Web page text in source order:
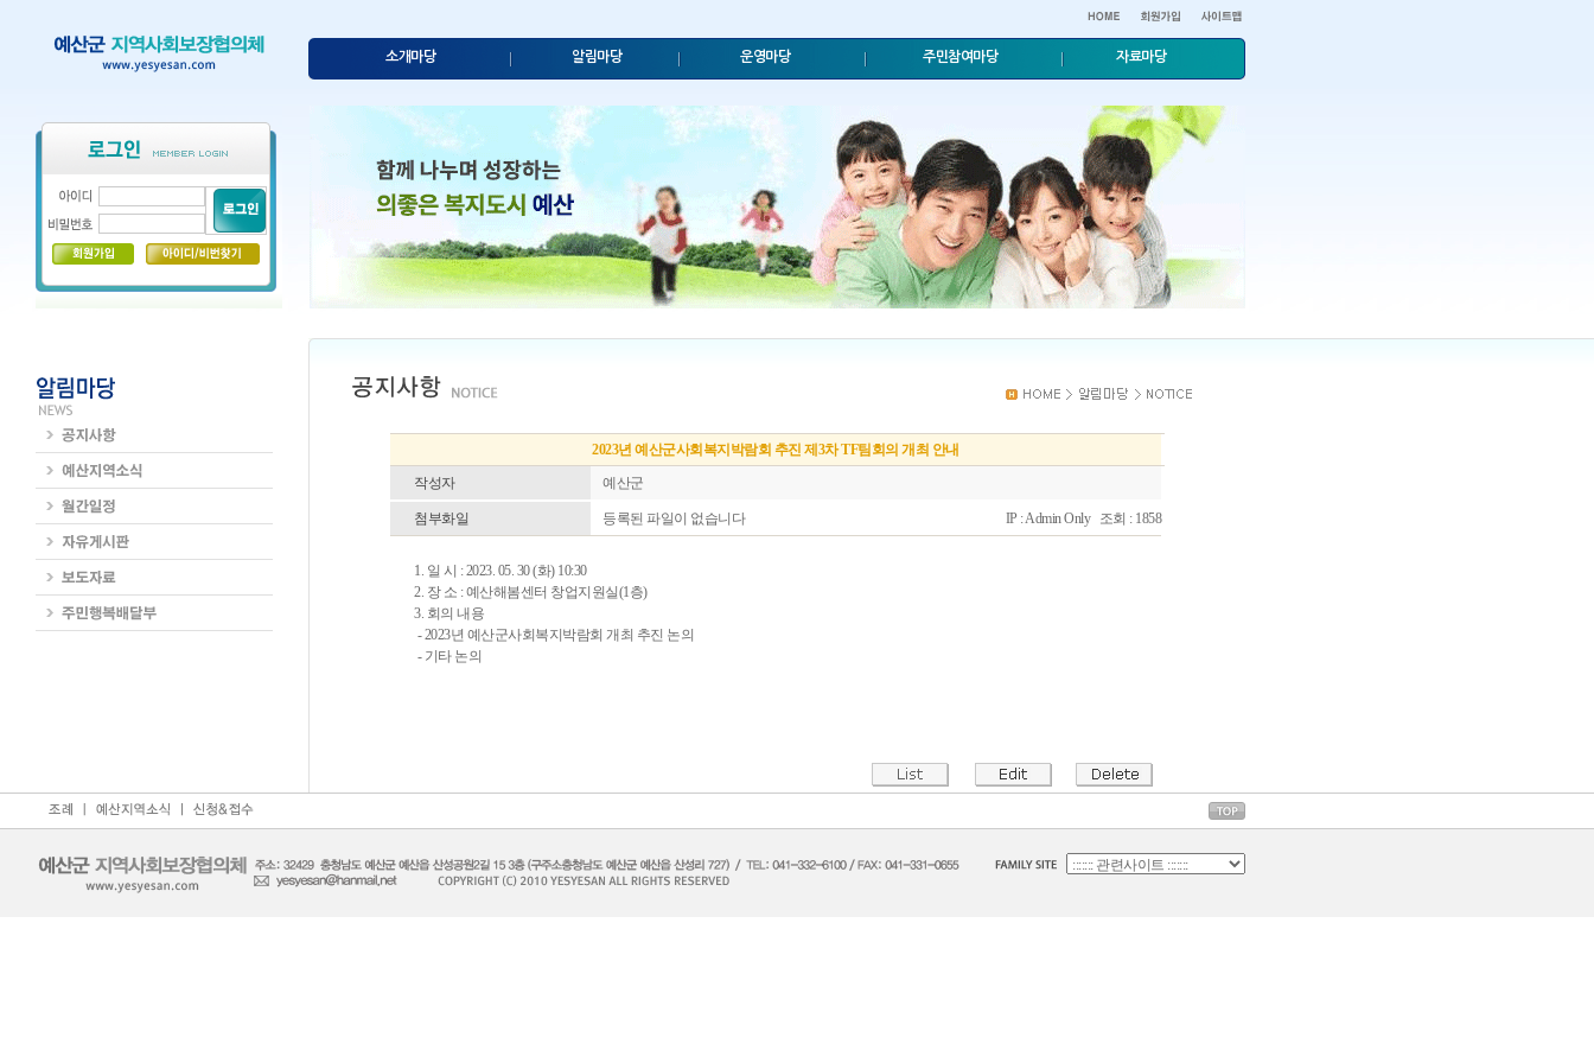
소개마당 알림마당 운영마당 주민참여마당 자료마당
2023년 예산군사회복지박람회 추진 제3차 TF팀회의 개최 안내
작성자
예산군
첨부화일 등록된 파일이 없습니다 IP : Admin Only 조회 : 1858
1. 일 시 : 2023. 05. 30 (화) 10:30
2. 장 소 : 예산해봄센터 창업지원실(1층)
3. 회의 내용
- 2023년 예산군사회복지박람회 개최 추진 논의
- 기타 논의